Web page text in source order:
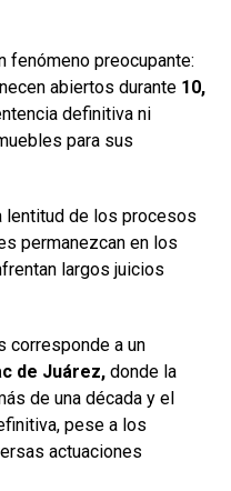
fenómeno preocupante:
abiertos durante 10,
definitiva ni
para sus
lentitud de los procesos
permanezcan en los
largos juicios
corresponde a un
de Juárez, donde la
de una década y el
pese a los
actuaciones